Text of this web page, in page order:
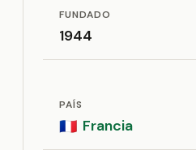
FUNDADO
1944
PAÍS
🇫🇷 Francia